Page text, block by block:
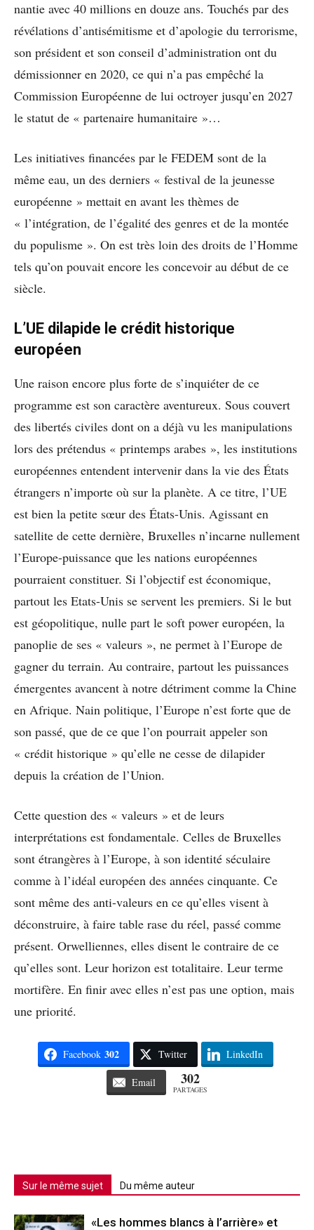
nantie avec 40 millions en douze ans. Touchés par des
révélations d’antisémitisme et d’apologie du terrorisme,
son président et son conseil d’administration ont du
démissionner en 2020, ce qui n’a pas empêché la
Commission Européenne de lui octroyer jusqu’en 2027
le statut de « partenaire humanitaire »…
Les initiatives financées par le FEDEM sont de la
même eau, un des derniers « festival de la jeunesse
européenne » mettait en avant les thèmes de
« l’intégration, de l’égalité des genres et de la montée
du populisme ». On est très loin des droits de l’Homme
tels qu’on pouvait encore les concevoir au début de ce
siècle.
L’UE dilapide le crédit historique
européen
Une raison encore plus forte de s’inquiéter de ce
programme est son caractère aventureux. Sous couvert
des libertés civiles dont on a déjà vu les manipulations
lors des prétendus « printemps arabes », les institutions
européennes entendent intervenir dans la vie des États
étrangers n’importe où sur la planète. A ce titre, l’UE
est bien la petite sœur des États-Unis. Agissant en
satellite de cette dernière, Bruxelles n’incarne nullement
l’Europe-puissance que les nations européennes
pourraient constituer. Si l’objectif est économique,
partout les Etats-Unis se servent les premiers. Si le but
est géopolitique, nulle part le soft power européen, la
panoplie de ses « valeurs », ne permet à l’Europe de
gagner du terrain. Au contraire, partout les puissances
émergentes avancent à notre détriment comme la Chine
en Afrique. Nain politique, l’Europe n’est forte que de
son passé, que de ce que l’on pourrait appeler son
« crédit historique » qu’elle ne cesse de dilapider
depuis la création de l’Union.
Cette question des « valeurs » et de leurs
interprétations est fondamentale. Celles de Bruxelles
sont étrangères à l’Europe, à son identité séculaire
comme à l’idéal européen des années cinquante. Ce
sont même des anti-valeurs en ce qu’elles visent à
déconstruire, à faire table rase du réel, passé comme
présent. Orwelliennes, elles disent le contraire de ce
qu’elles sont. Leur horizon est totalitaire. Leur terme
mortifère. En finir avec elles n’est pas une option, mais
une priorité.
Facebook 302 Twitter LinkedIn
Email 302
PARTAGES
Sur le même sujet Du même auteur
«Les hommes blancs à l’arrière» et